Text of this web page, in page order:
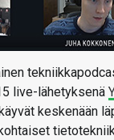
live-lähetyksenä
keskenään